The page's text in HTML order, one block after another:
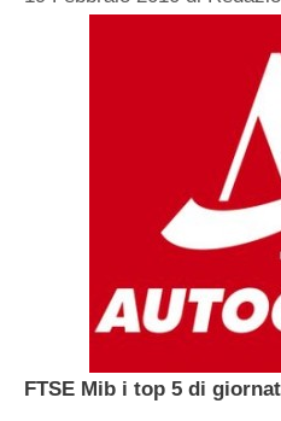
FTSE Mib i top 5 di